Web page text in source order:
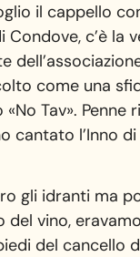
il cappello
c’è
come una
Tav».
cantato l’Inno
gli idranti ma
vino,
del